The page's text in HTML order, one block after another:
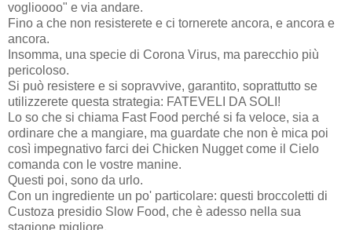
voglioooo" e via andare.
Fino a che non resisterete e ci tornerete ancora, e ancora e
ancora.
Insomma, una specie di Corona Virus, ma parecchio più
pericoloso.
Si può resistere e si sopravvive, garantito, soprattutto se
utilizzerete questa strategia: FATEVELI DA SOLI!
Lo so che si chiama Fast Food perché si fa veloce, sia a
ordinare che a mangiare, ma guardate che non è mica poi
così impegnativo farci dei Chicken Nugget come il Cielo
comanda con le vostre manine.
Questi poi, sono da urlo.
Con un ingrediente un po' particolare: questi broccoletti di
Custoza presidio Slow Food, che è adesso nella sua